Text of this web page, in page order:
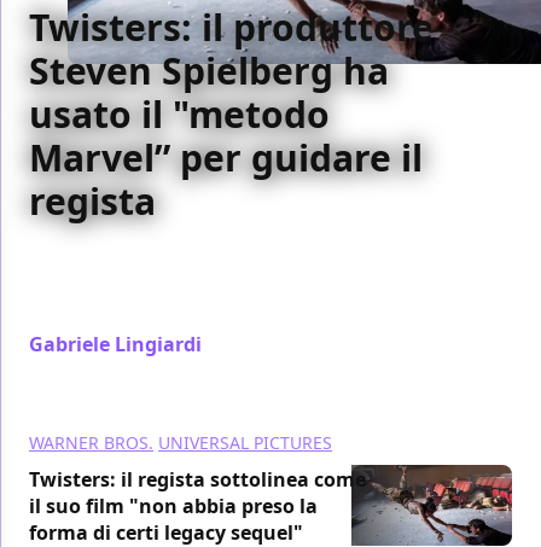
Twisters: il produttore
Steven Spielberg ha
usato il "metodo
Marvel” per guidare il
regista
Gabriele Lingiardi
WARNER BROS. UNIVERSAL PICTURES
Twisters: il regista sottolinea come
il suo film "non abbia preso la
forma di certi legacy sequel"